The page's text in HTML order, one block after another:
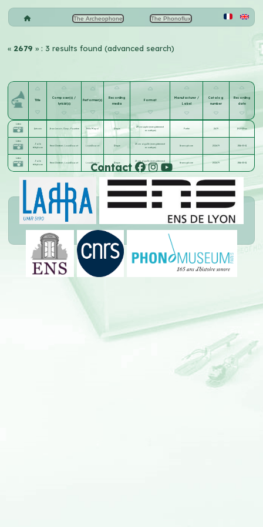
The Archeophone The Phonoflux
« 2679» : 3 results found (advanced search)
Title
Composer(s) /
lyricist(s)
Performer(s)
Recording
media
Format
Manufacturer /
Label
Catalog
number
Recording
date
Listen
Antonin
Jean Lenoir ; Cluny ; Pourrière Félix Mayol Disque
29 cm saphir (enregistrement
acoustique)
Pathé 2679 1920-09-xx
Listen
J'ai le
téléphone
Henri Christiné; Louis Boucot Louis Boucot Disque
25 cm aiguille (enregistrement
acoustique)
Gramophone 232679 1916-03-01
Listen
J'ai le
téléphone
Henri Christiné; Louis Boucot Louis Boucot Disque
25 cm aiguille (enregistrement
acoustique)
Gramophone 232679 1916-03-01
Contact